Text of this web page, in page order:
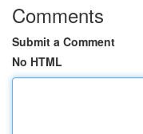
Comments
Submit a Comment
No HTML